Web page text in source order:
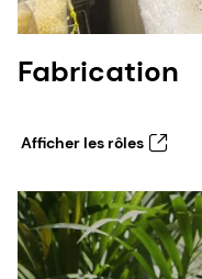
Fabrication
Afficher les rôles